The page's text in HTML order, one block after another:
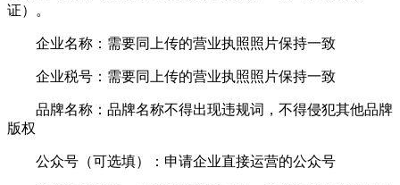
证）。
企业名称：需要同上传的营业执照照片保持一致
企业税号：需要同上传的营业执照照片保持一致
品牌名称：品牌名称不得出现违规词，不得侵犯其他品牌
版权
公众号（可选填）：申请企业直接运营的公众号